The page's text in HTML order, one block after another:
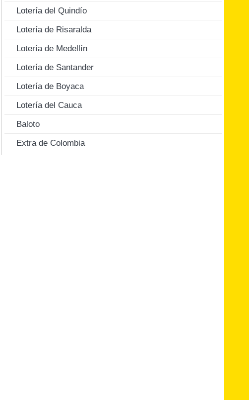
Lotería del Quindío
Lotería de Risaralda
Lotería de Medellín
Lotería de Santander
Lotería de Boyaca
Lotería del Cauca
Baloto
Extra de Colombia